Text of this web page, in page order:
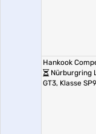
Hankook
Nürburgring
GT3, Klasse